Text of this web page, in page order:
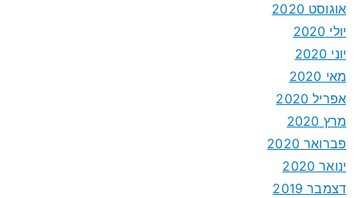
אוגוסט 2020
יולי 2020
יוני 2020
מאי 2020
אפריל 2020
מרץ 2020
פברואר 2020
ינואר 2020
דצמבר 2019